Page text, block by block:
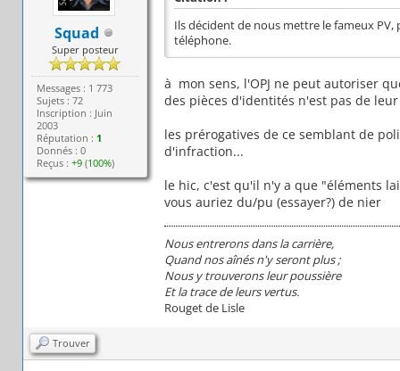
Squad
Super posteur
Messages : 1 773
Sujets : 72
Inscription : Juin
2003
Réputation : 1
Donnés : 0
Reçus :+9 (100%)
Ils décident de nous mettre le fameux
téléphone.
à mon sens, l'OPJ ne peut autoriser
des pièces d'identités n'est pas de
les prérogatives de ce semblant de
d'infraction...
le hic, c'est qu'il n'y a que "éléments
vous auriez du/pu (essayer?) de nier
Nous entrerons dans la carrière,
Quand nos aînés n'y seront plus ;
Nous y trouverons leur poussière
Et la trace de leurs vertus.
Rouget de Lisle
Trouver